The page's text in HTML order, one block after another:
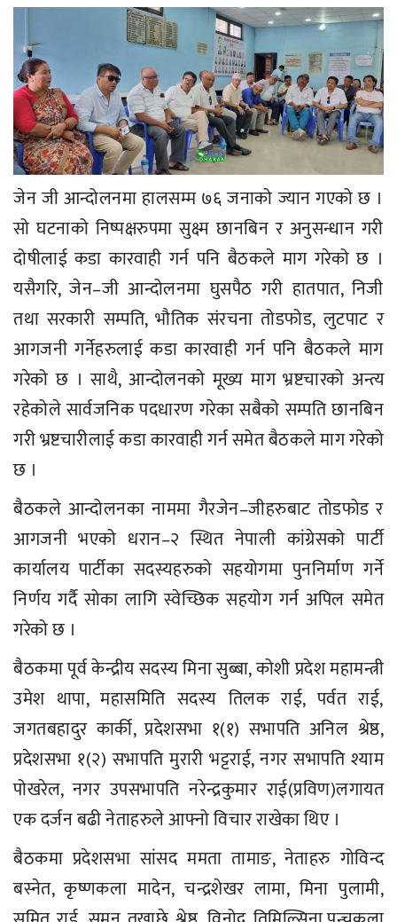
जेन जी आन्दोलनमा हालसम्म ७६ जनाको ज्यान गएको छ ।
सो घटनाको निष्पक्षरुपमा सुक्ष्म छानबिन र अनुसन्धान गरी
दोषीलाई कडा कारवाही गर्न पनि बैठकले माग गरेको छ ।
यसैगरि, जेन–जी आन्दोलनमा घुसपैठ गरी हातपात, निजी
तथा सरकारी सम्पति, भौतिक संरचना तोडफोड, लुटपाट र
आगजनी गर्नेहरुलाई कडा कारवाही गर्न पनि बैठकले माग
गरेको छ । साथै, आन्दोलनको मूख्य माग भ्रष्टचारको अन्त्य
रहेकोले सार्वजनिक पदधारण गरेका सबैको सम्पति छानबिन
गरी भ्रष्टचारीलाई कडा कारवाही गर्न समेत बैठकले माग गरेको
छ ।
बैठकले आन्दोलनका नाममा गैरजेन–जीहरुबाट तोडफोड र
आगजनी भएको धरान–२ स्थित नेपाली कांग्रेसको पार्टी
कार्यालय पार्टीका सदस्यहरुको सहयोगमा पुननिर्माण गर्ने
निर्णय गर्दै सोका लागि स्वेच्छिक सहयोग गर्न अपिल समेत
गरेको छ ।
बैठकमा पूर्व केन्द्रीय सदस्य मिना सुब्बा, कोशी प्रदेश महामन्त्री
उमेश थापा, महासमिति सदस्य तिलक राई, पर्वत राई,
जगतबहादुर कार्की, प्रदेशसभा १(१) सभापति अनिल श्रेष्ठ,
प्रदेशसभा १(२) सभापति मुरारी भट्टराई, नगर सभापति श्याम
पोखरेल, नगर उपसभापति नरेन्द्रकुमार राई(प्रविण)लगायत
एक दर्जन बढी नेताहरुले आफ्नो विचार राखेका थिए ।
बैठकमा प्रदेशसभा सांसद ममता तामाङ, नेताहरु गोविन्द
बस्नेत, कृष्णकला मादेन, चन्द्रशेखर लामा, मिना पुलामी,